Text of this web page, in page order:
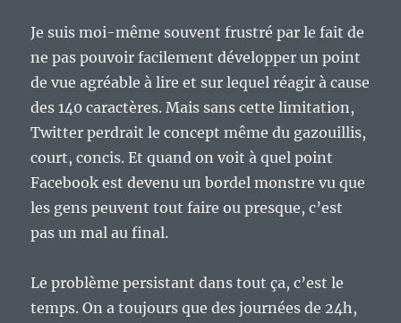
Je suis moi-même souvent frustré par le fait de
ne pas pouvoir facilement développer un point
de vue agréable à lire et sur lequel réagir à cause
des 140 caractères. Mais sans cette limitation,
Twitter perdrait le concept même du gazouillis,
court, concis. Et quand on voit à quel point
Facebook est devenu un bordel monstre vu que
les gens peuvent tout faire ou presque, c’est
pas un mal au final.
Le problème persistant dans tout ça, c’est le
temps. On a toujours que des journées de 24h,